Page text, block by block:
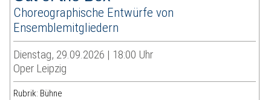
Choreographische Entwürfe von
Ensemblemitgliedern
Dienstag, 29.09.2026 | 18:00 Uhr
Oper Leipzig
Rubrik: Bühne